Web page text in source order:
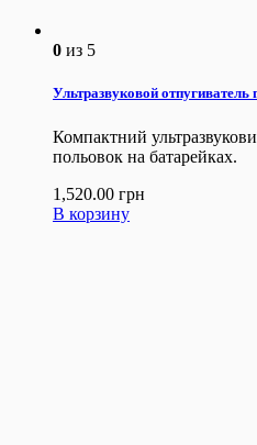
0 из 5
Ультразвуковой
Компактний
польовок на батарейках.
1,520.00 грн
В корзину